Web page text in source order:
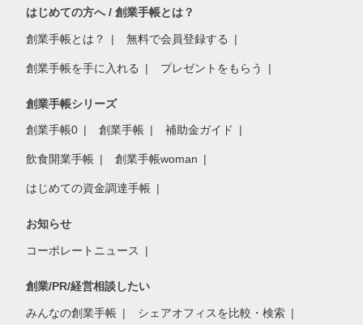
はじめての方へ / 創業手帳とは？
創業手帳とは？ 無料で会員登録する
創業手帳を手に入れる プレゼントをもらう
創業手帳シリーズ
創業手帳0 創業手帳 補助金ガイド
飲食開業手帳 創業手帳woman
はじめての資金調達手帳
お知らせ
コーポレートニュース
創業/PR/経営相談したい
みんなの創業手帳 シェアオフィスを比較・検索